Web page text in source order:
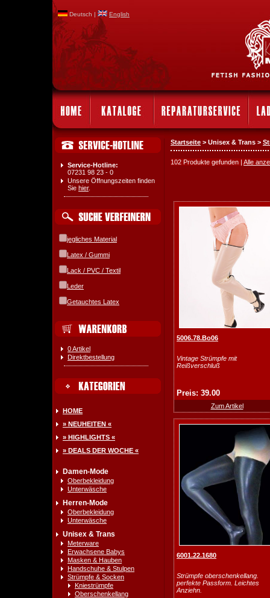
Deutsch | English
Service-Hotline:
07231 98 23 - 0
Unsere Öffnungszeiten finden
Sie hier.
jegliches Material
Latex / Gummi
Lack / PVC / Textil
Leder
Getauchtes Latex
0 Artikel
Direktbestellung
HOME
» NEUHEITEN «
» HIGHLIGHTS «
» DEALS DER WOCHE «
Damen-Mode
Oberbekleidung
Unterwäsche
Herren-Mode
Oberbekleidung
Unterwäsche
Unisex & Trans
Meterware
Erwachsene Babys
Masken & Hauben
Handschuhe & Stulpen
Strümpfe & Socken
Kniestrümpfe
Oberschenkellang
Startseite > Unisex & Trans >
102 Produkte gefunden | Alle
5006.78.Bo06
Vintage Strümpfe mit
Reißverschluß
Preis: 39.00
Zum Artikel
6001.22.1680
Strümpfe oberschenkellang.
perfekte Passform. Leichtes
Anziehn.